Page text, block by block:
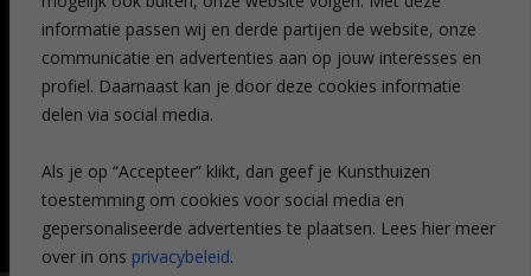
informatie passen wij en derde partijen de website, onze
communicatie en advertenties aan op jouw interesses en
profiel. Daarnaast kan je door deze cookies informatie
delen via social media.
Als je op “Accepteer” klikt, dan geef je Kunsthuizen
toestemming om cookies voor social media en
gepersonaliseerde advertenties te plaatsen. Lees hier meer
over in ons privacybeleid.
Favorieten
Mijn art alert
NIEUWSBRIEF